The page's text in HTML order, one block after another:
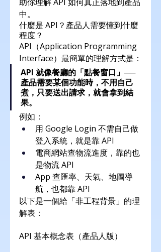
中。
什麼是 API？產品人需要懂到什麼
程度？
API（Application Programming
Interface）最簡單的理解方式是：
API 就像餐廳的「點餐窗口」──
產品需要某個功能時，不用自己
煮，只要送出請求，就會拿到結
果。
例如：
用 Google Login 不需自己做
登入系統，就是靠 API
電商網站查物流進度，靠的也
是物流 API
App 查匯率、天氣、地圖導
航，也都靠 API
以下是一個給「非工程背景」的理
解表：
API 基本概念表（產品人版）